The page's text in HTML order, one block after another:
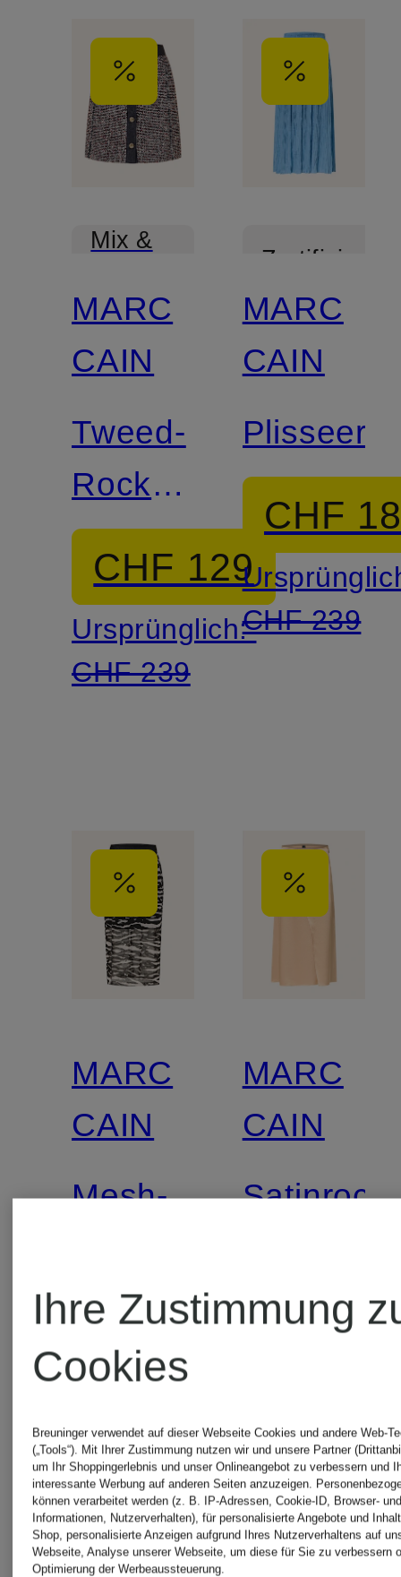
Mix &
MARC
CAIN
Tweed-
Rock
mit
Glitzergarn
CHF 129
Ursprünglich:
CHF 239
Zertifiziert
MARC
CAIN
CHF
CHF 239
MARC
CAIN
Mesh-
CHF 159
CHF 189
MARC
CAIN
Satinrock
Ihre Zustimmung
Cookies
Breuninger verwendet auf dieser Webseite Cookies und andere Web-
(„Tools“). Mit Ihrer Zustimmung nutzen wir und unsere Partner
um Ihr Shoppingerlebnis und unser Onlineangebot zu verbessern und
interessante Werbung auf anderen Seiten anzuzeigen.
können verarbeitet werden (z. B. IP-Adressen, Cookie-ID, Browser-
Informationen, Nutzerverhalten), für personalisierte Angebote und
Shop, personalisierte Anzeigen aufgrund Ihres Nutzerverhaltens auf
Webseite, Analyse unserer Webseite, um diese für Sie zu verbessern
Optimierung der Werbeaussteuerung.